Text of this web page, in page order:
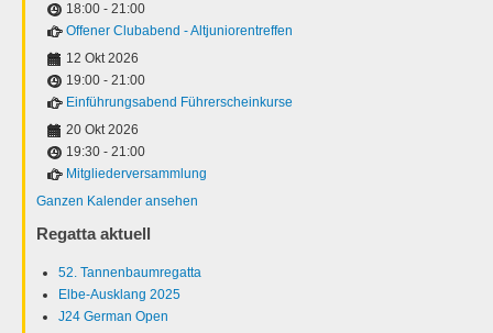
18:00 - 21:00
Offener Clubabend - Altjuniorentreffen
12 Okt 2026
19:00 - 21:00
Einführungsabend Führerscheinkurse
20 Okt 2026
19:30 - 21:00
Mitgliederversammlung
Ganzen Kalender ansehen
Regatta aktuell
52. Tannenbaumregatta
Elbe-Ausklang 2025
J24 German Open